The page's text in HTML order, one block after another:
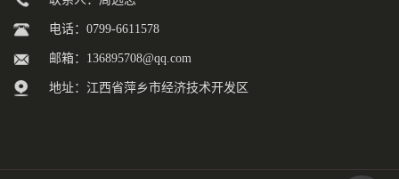
电话：0799-6611578
邮箱： 136895708@qq.com
地址：江西省萍乡市经济技术开发区